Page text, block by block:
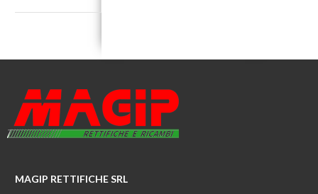
MAGIP RETTIFICHE SRL